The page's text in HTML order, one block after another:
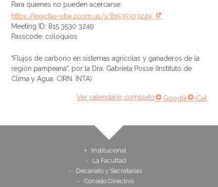
Para quienes no pueden acercarse:
https://exactas-uba.zoom.us/j/81535303249
Meeting ID: 815 3530 3249
Passcode: coloquios
"Flujos de carbono en sistemas agrícolas y ganaderos de la
región pampeana", por la Dra. Gabriela Posse (Instituto de
Clima y Agua. CIRN. INTA).
iCal
Google
Ver calendario completo
Institucional
La Facultad
Decanato y Secretarías
Consejo Directivo